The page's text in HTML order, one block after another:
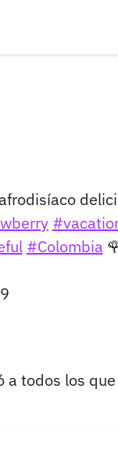
#Colombia
a todos los